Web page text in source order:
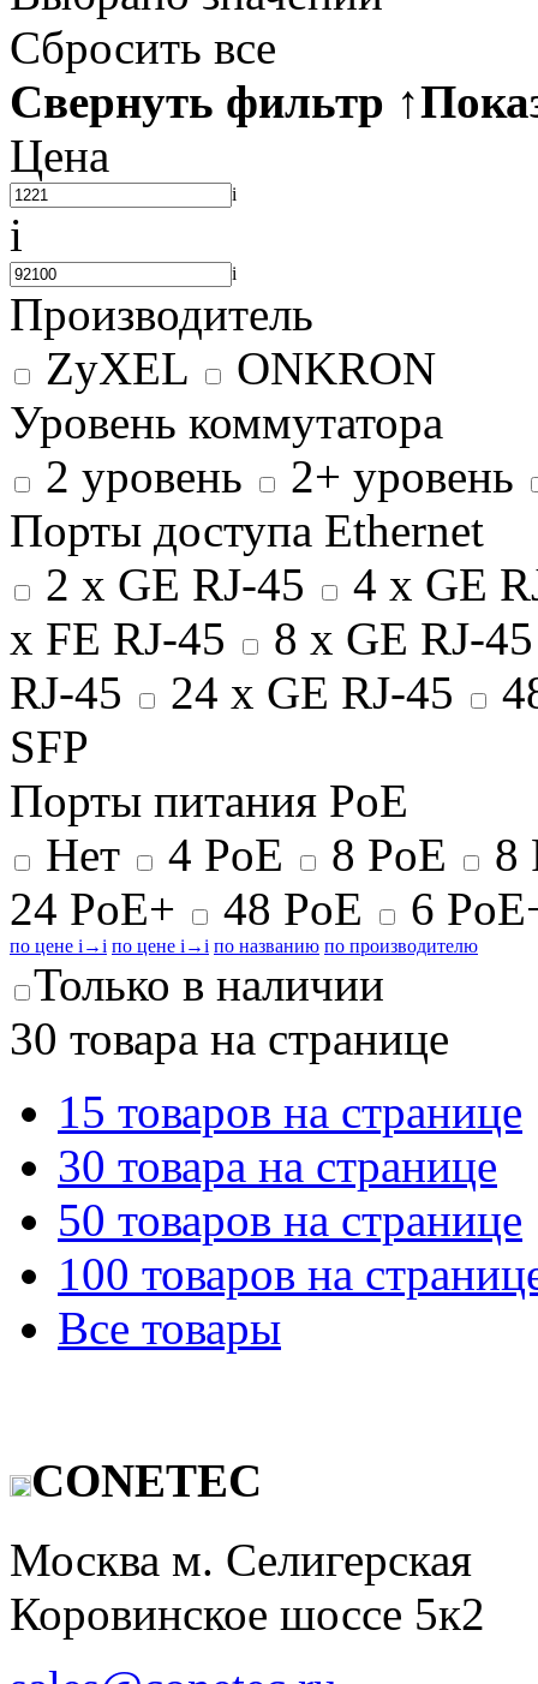
Сбросить все
Свернуть фильтр ↑
Цена
i
i
i
Производитель
ZyXEL
ONKRON
Уровень коммутатора
2 уровень
2+ уровень
Порты доступа Ethernet
2 x GE RJ-45
4 x GE
x FE RJ-45
8 x GE RJ-
RJ-45
24 x GE RJ-45
SFP
Порты питания PoE
Нет
4 PoE 8 PoE
8
24 PoE+
48 PoE 6
по цене i →i по цене i →i по названию по производителю
Только в наличии
30 товара на странице
15 товаров на странице
30 товара на странице
50 товаров на странице
100 товаров на
Все товары
CONETEC
Москва м. Селигерская
Коровинское шоссе 5к2